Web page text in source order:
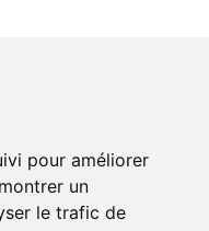
pour améliorer
un
le trafic de